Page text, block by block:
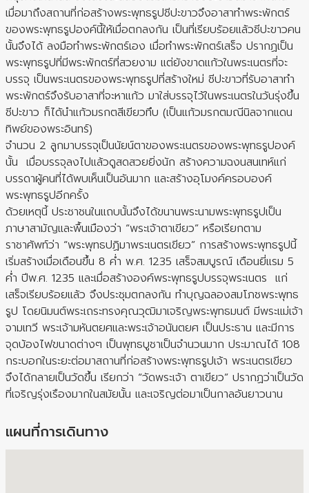
เมื่อมาถึงสถานที่ก่อสร้างพระพุทธรูปชีปะขาวจึงอาสาทำพระพักตร์
ของพระพุทธรูปองค์นี้ให้เมื่อตกลงกัน เป็นที่เรียบร้อยแล้วชีปะขาวคน
นั้นจึงได้ ลงมือทำพระพักตร์เอง เมื่อทำพระพักตร์เสร็จ ปรากฏเป็น
พระพุทธรูปที่มีพระพักตร์ที่สวยงาม แต่ยังขาดแก้วในพระเนตรที่จะ
บรรจุ เป็นพระเนตรของพระพุทธรูปที่สร้างใหม่ ชีปะขาวที่รับอาสาทำ
พระพักตร์จึงรับอาสาที่จะหาแก้ว มาใส่บรรจุไว้ในพระเนตรในวันรุ่งขึ้น
ชีปะขาว ก็ได้นำแก้วมรกตสีเขียวทึบ (เป็นแก้วมรกตมณีนิลจากแดน
ทิพย์ของพระอินทร์)
จํานวน 2 ลูกมาบรรจุเป็นนัยน์ตาของพระเนตรของพระพุทธรูปองค์
นั้น เมื่อบรรจุลงไปแล้วดูสดสวยยิ่งนัก สร้างความฉงนสนเทห์แก่
บรรดาผู้คนที่ได้พบเห็นเป็นอันมาก และสร้างอุโมงค์ครอบองค์
พระพุทธรูปอีกครั้ง
ด้วยเหตุนี้ ประชาชนในแถบนั้นจึงได้ขนานพระนามพระพุทธรูปเป็น
ภาษาสามัญและพื้นเมืองว่า “พระเจ้าตาเขียว” หรือเรียกตาม
ราชาศัพท์ว่า “พระพุทธปฏิมาพระเนตรเขียว” การสร้างพระพุทธรูปนี้
เริ่มสร้างเมื่อเดือนขึ้น 8 ค่ำ พ.ศ. 1235 เสร็จสมบูรณ์ เดือนยี่แรม 5
ค่ำ ปีพ.ศ. 1235 และเมื่อสร้างองค์พระพุทธรูปบรรจุพระเนตร แก่
เสร็จเรียบร้อยแล้ว จึงประชุมตกลงกัน ทำบุญฉลองสมโภชพระพุทธ
รูป โดยนิมนต์พระเถระทรงคุณวุฒิมาเจริญพระพุทธมนต์ มีพระแม่เจ้า
จามเทวี พระเจ้ามหันตยศและพระเจ้าอนันตยศ เป็นประธาน และมีการ
จุดบ้องไฟขนาดต่างๆ เป็นพุทธบูชาเป็นจํานวนมาก ประมาณได้ 108
กระบอกในระยะต่อมาสถานที่ก่อสร้างพระพุทธรูปเจ้า พระเนตรเขียว
จึงได้กลายเป็นวัดขึ้น เรียกว่า “วัดพระเจ้า ตาเขียว” ปรากฏว่าเป็นวัด
ที่เจริญรุ่งเรืองมากในสมัยนั้น และเจริญต่อมาเป็นกาลอันยาวนาน
แผนที่การเดินทาง